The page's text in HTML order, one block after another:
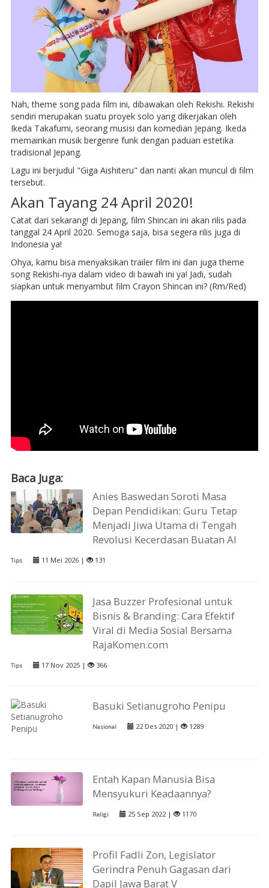
Nah, theme song pada film ini, dibawakan oleh Rekishi. Rekishi
sendiri merupakan suatu proyek solo yang dikerjakan oleh
Ikeda Takafumi, seorang musisi dan komedian Jepang. Ikeda
memainkan musik bergenre funk dengan paduan estetika
tradisional Jepang.
Lagu ini berjudul "Giga Aishiteru" dan nanti akan muncul di film
tersebut.
Akan Tayang 24 April 2020!
Catat dari sekarang! di Jepang, film Shincan ini akan rilis pada
tanggal 24 April 2020. Semoga saja, bisa segera rilis juga di
Indonesia ya!
Ohya, kamu bisa menyaksikan trailer film ini dan juga theme
song Rekishi-nya dalam video di bawah ini ya! Jadi, sudah
siapkan untuk menyambut film Crayon Shincan ini? (Rm/Red)
Baca Juga:
Anies Baswedan Soroti Masa
Depan Pendidikan: Guru Tetap
Menjadi Jiwa Utama di Tengah
Revolusi Kecerdasan Buatan AI
Tips 11 Mei 2026 | 131
Jasa Buzzer Profesional untuk
Bisnis & Branding: Cara Efektif
Viral di Media Sosial Bersama
RajaKomen.com
Tips 17 Nov 2025 | 366
Basuki Setianugroho Penipu
Nasional 22 Des 2020 | 1289
Entah Kapan Manusia Bisa
Mensyukuri Keadaannya?
Religi 25 Sep 2022 | 1170
Profil Fadli Zon, Legislator
Gerindra Penuh Gagasan dari
Dapil Jawa Barat V